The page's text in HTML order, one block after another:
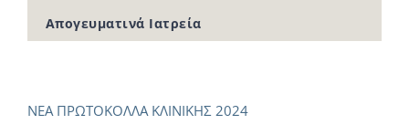
Απογευματινά Ιατρεία
ΝΕΑ ΠΡΩΤΟΚΟΛΛΑ ΚΛΙΝΙΚΗΣ 2024